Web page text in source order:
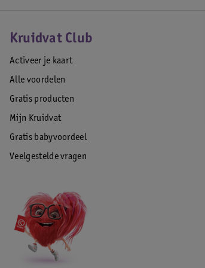
Kruidvat Club
Activeer je kaart
Alle voordelen
Gratis producten
Mijn Kruidvat
Gratis babyvoordeel
Veelgestelde vragen